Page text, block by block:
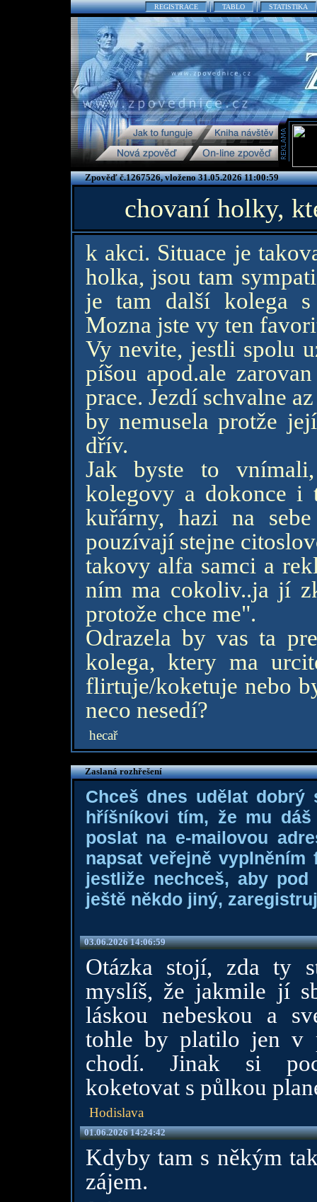
REGISTRACE TABLO STATISTIKA
Zpověď č.1267526, vloženo 31.05.2026 11:00:59
chovaní holky,
k akci. Situace je
holka, jsou tam
je tam další kolega s
Mozna jste vy ten
Vy nevite, jestli spolu
píšou apod.ale
prace. Jezdí schvalne
by nemusela protže
dřív.
Jak byste to
kolegovy a dokonce i
kuřárny, hazi na
pouzívají stejne
takovy alfa samci a
ním ma cokoliv..ja jí
protože chce me".
Odrazela by vas ta
kolega, ktery ma
flirtuje/koketuje nebo
neco nesedí?
hecař
Zaslaná rozhřešení
Chceš dnes udělat dobrý
hříšníkovi tím, že mu
poslat na e-mailovou
napsat veřejně
jestliže nechceš, aby
ještě někdo jiný,
03.06.2026 14:06:59
Otázka stojí, zda ty
myslíš, že jakmile jí
láskou nebeskou a
tohle by platilo jen v
chodí. Jinak si
koketovat s půlkou
Hodislava
01.06.2026 14:24:42
Kdyby tam s někým
zájem.